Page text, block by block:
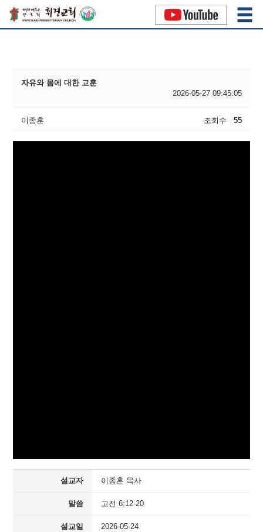
홈 예배와 말씀
자유와 몸에 대한 교훈
2026-05-27 09:45:05
이종훈 조회수 55
설교자 이종훈 목사
말씀 고전 6:12-20
설교일 2026-05-24